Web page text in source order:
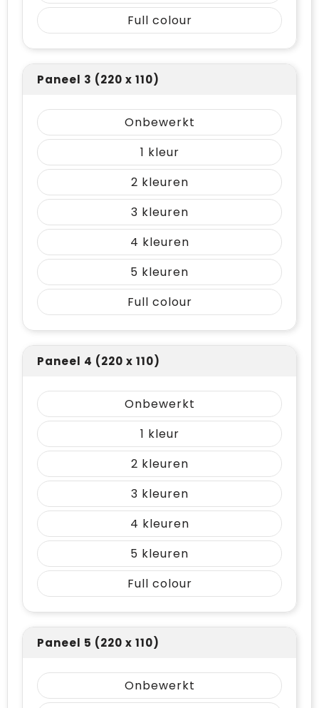
Full colour
Paneel 3 (220 x 110)
Onbewerkt
1
2
3
4
5
Full colour
Paneel 4 (220 x 110)
Onbewerkt
1
2
3
4
5
Full colour
Paneel 5 (220 x 110)
Onbewerkt